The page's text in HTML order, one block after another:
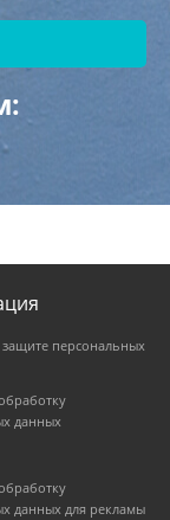
персональных
данных
данных для рекламы